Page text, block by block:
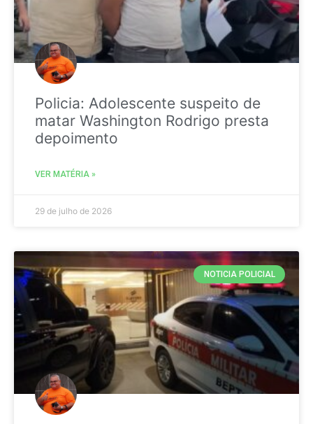
Policia: Adolescente suspeito de
matar Washington Rodrigo presta
depoimento
VER MATÉRIA »
29 de julho de 2026
NOTICIA POLICIAL